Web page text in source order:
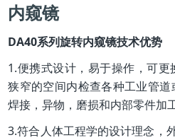
内窥镜
DA40系列旋转内窥镜技术优势
1.便携式设计，易于操作，可
狭窄的空间内检查各种工业管道
焊接，异物，磨损和内部零件加
3.符合人体工程学的设计理念，